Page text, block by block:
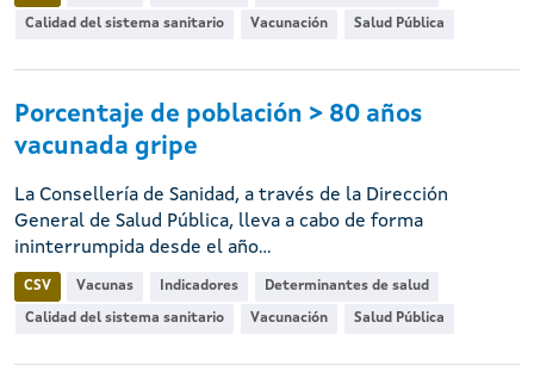
Calidad del sistema sanitario Vacunación Salud Pública
Porcentaje de población > 80 años
vacunada gripe
La Consellería de Sanidad, a través de la Dirección
General de Salud Pública, lleva a cabo de forma
ininterrumpida desde el año...
CSV Vacunas Indicadores Determinantes de salud
Calidad del sistema sanitario Vacunación Salud Pública